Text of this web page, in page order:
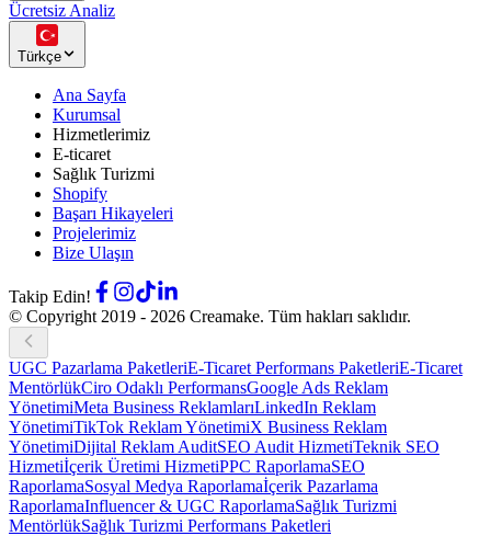
Ücretsiz Analiz
Türkçe
Ana Sayfa
Kurumsal
Hizmetlerimiz
E-ticaret
Sağlık Turizmi
Shopify
Başarı Hikayeleri
Projelerimiz
Bize Ulaşın
Takip Edin!
© Copyright 2019 - 2026 Creamake. Tüm hakları saklıdır.
UGC Pazarlama PaketleriE-Ticaret Performans PaketleriE-Ticaret
MentörlükCiro Odaklı PerformansGoogle Ads Reklam
YönetimiMeta Business ReklamlarıLinkedIn Reklam
YönetimiTikTok Reklam YönetimiX Business Reklam
YönetimiDijital Reklam AuditSEO Audit HizmetiTeknik SEO
Hizmetiİçerik Üretimi HizmetiPPC RaporlamaSEO
RaporlamaSosyal Medya Raporlamaİçerik Pazarlama
RaporlamaInfluencer & UGC RaporlamaSağlık Turizmi
MentörlükSağlık Turizmi Performans Paketleri